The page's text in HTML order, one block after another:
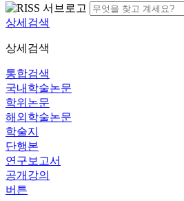
상세검색
상세검색
통합검색
국내학술논문
학위논문
해외학술논문
학술지
단행본
연구보고서
공개강의
버튼